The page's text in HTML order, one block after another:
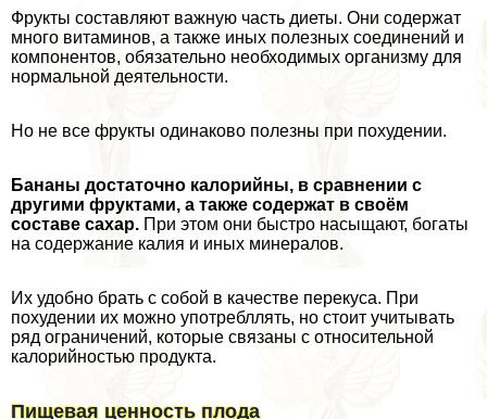
Фрукты составляют важную часть диеты. Они содержат
много витаминов, а также иных полезных соединений и
компонентов, обязательно необходимых организму для
нормальной деятельности.
Но не все фрукты одинаково полезны при похудении.
Бананы достаточно калорийны, в сравнении с
другими фруктами, а также содержат в своём
составе сахар. При этом они быстро насыщают, богаты
на содержание калия и иных минералов.
Их удобно брать с собой в качестве перекуса. При
похудении их можно употрeбллять, но стоит учитывать
ряд ограничений, которые связаны с относительной
калорийностью продукта.
Пищевая ценность плода